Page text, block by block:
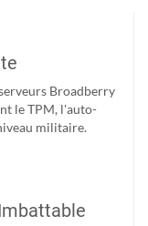
Broadberry
le TPM, l'auto-
militaire.